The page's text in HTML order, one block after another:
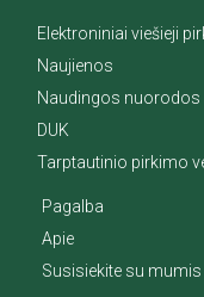
Elektroniniai viešieji
Naujienos
Naudingos nuorodos
DUK
Tarptautinio pirkimo
Pagalba
Apie
Susisiekite su mumis